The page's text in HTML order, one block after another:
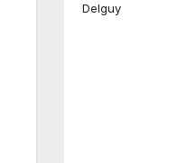
Delguy